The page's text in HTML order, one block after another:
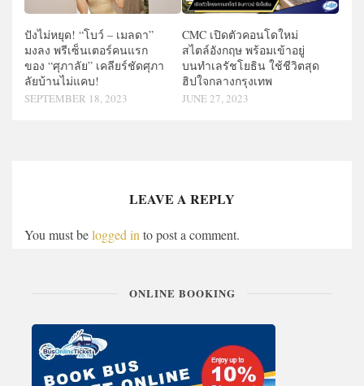
ปังไม่หยุด! “โบว์ – เมลดา”
มงลง พรีเซ็นเตอร์คนแรก
ของ “ศุภาลัย” เคลียร์ชัดศุภา
ลัยบ้านไม่แคบ!
SEPTEMBER 18, 2023
CMC เปิดตัวคอนโดใหม่
สไตล์อังกฤษ พร้อมเข้าอยู่
บนทำเลรัชโยธิน ใช้ชีวิตสุด
ฮิปใจกลางกรุงเทพ
JUNE 27, 2023
LEAVE A REPLY
You must belogged in to post a comment.
ONLINE BOOKING